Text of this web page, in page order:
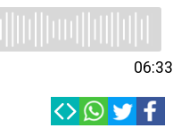
06:33